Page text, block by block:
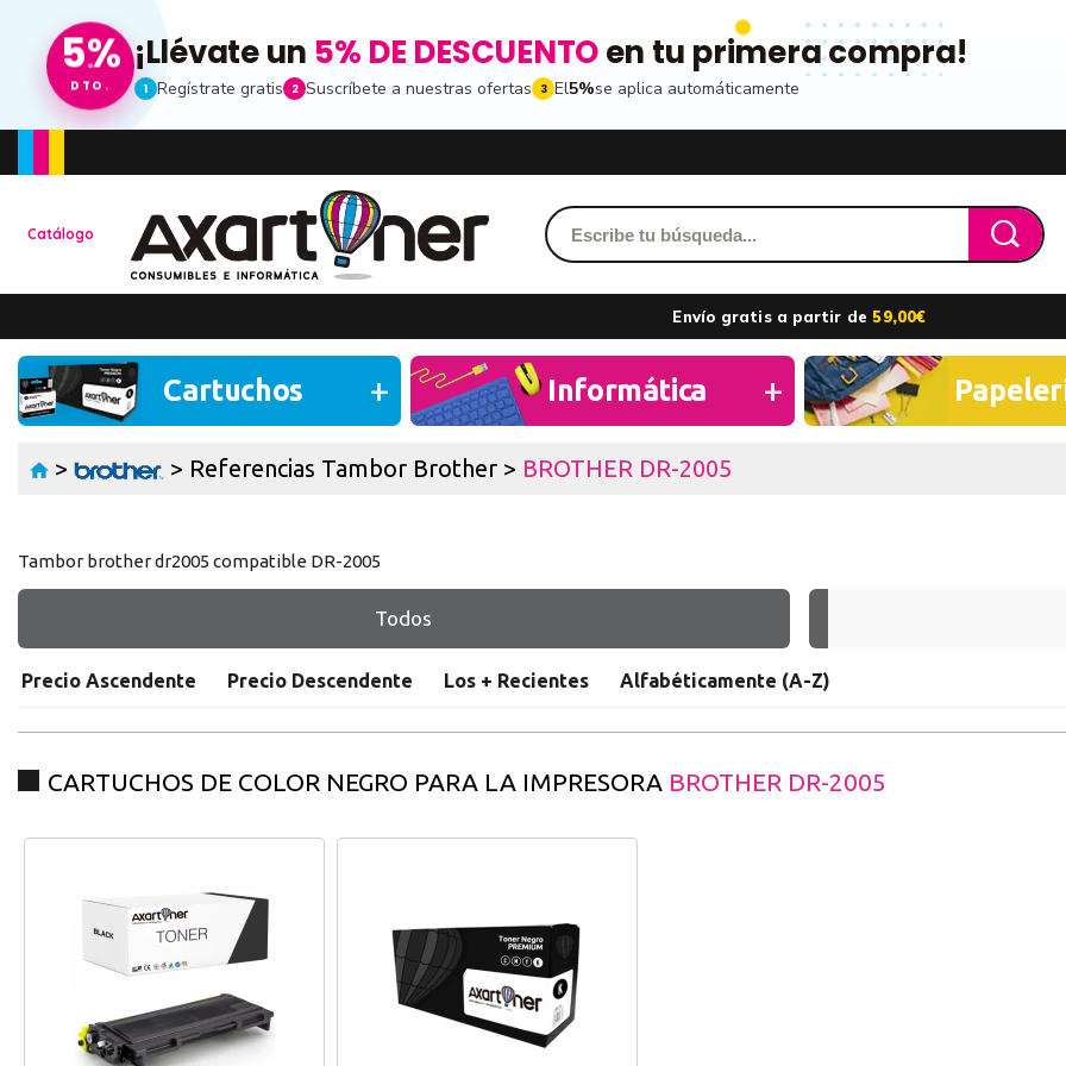
5%
DTO.
¡Llévate un 5% DE DESCUENTOen tu primera compra!
1 Regístrate gratis 2 Suscríbete a nuestras ofertas 3 El5%se aplica automáticamente
Toda la informacion
Ten una visión completa de dónde está tu pedido y accede a tu historial
de compras
Promociones especiales
Recibe nuestras promociones y ofertas suscribiéndote a nuestro boletin
de noticias
Ventajas para miembros
registro distribuidor
Accede
Recordarme
Catálogo
Envío gratis a partir de 59,00€
Cartuchos Informática
> > Referencias Tambor Brother > BROTHER DR-2005
Tambor brother dr2005 compatible DR-2005
Todos
Precio Ascendente Precio Descendente Los + Recientes Alfabéticamente (A-Z)
CARTUCHOS DE COLOR NEGRO PARA LA IMPRESORA BROTHER DR-2005